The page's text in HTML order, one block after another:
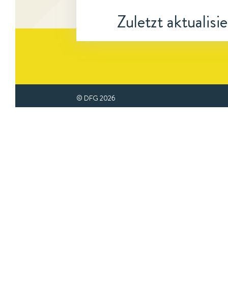
Zuletzt
© DFG 2026